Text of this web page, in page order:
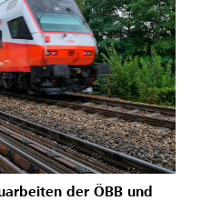
der ÖBB und